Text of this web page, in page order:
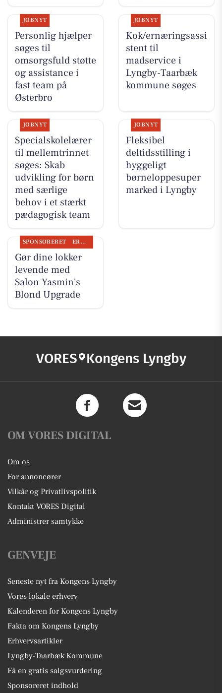
JOBNYT
Personlig hjælper
søges til
omsorgsfuld støtte
og assistance i
fast team på
Østerbro
JOBNYT
Kok/ernæringsassi
stent til
madservice i
Lyngby-Taarbæk
kommune søges
JOBNYT
Specialskolelærer
til mellemtrinnet
søges: Skab
udvikling for børn
med særlige
behov i et stærkt
pædagogisk team
JOBNYT
Fleksibel
deltidsstilling i
hyggeligt
børneloppesuper
marked i Lyngby
SPONSORERET ERHVERV
Gør dine lokker
levende med
Salon Yasmin's
Blond Upgrade
VORES Kongens Lyngby
OM VORES DIGITAL
Om os
For annoncører
Vilkår og Privatlivspolitik
Kontakt VORES Digital
Administrer samtykke
GENVEJE
Seneste nyt fra Kongens Lyngby
Vores lokale erhverv
Kalenderen for Kongens Lyngby
Fakta om Kongens Lyngby
Erhvervsartikler
Lyngby-Taarbæk Kommune
Få en gratis salgsvurdering
Sponsoreret indhold